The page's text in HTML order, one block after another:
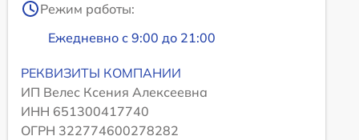
Режим работы:
Ежедневно с 9:00 до 21:00
РЕКВИЗИТЫ КОМПАНИИ
ИП Велес Ксения Алексеевна
ИНН 651300417740
ОГРН 322774600278282